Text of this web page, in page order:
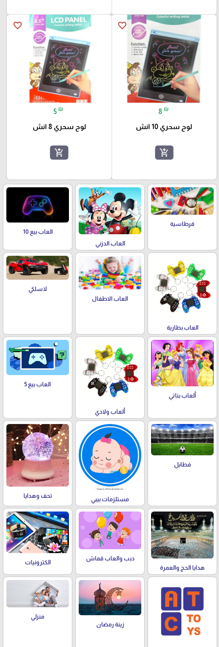
favorite_border
8 ₪
لوح سحري 10 انش
add_shopping_cart
favorite_border
5 ₪
لوح سحري 8 انش
add_shopping_cart
قرطاسية
العاب الدزني
العاب بيع 10
العاب بطارية
العاب الاطفال
لاسلكي
ألعاب بناتي
ألعاب ولادي
العاب بيع 5
فطابل
مستلزمات بيبي
تحف وهدايا
هدايا الحج والعمرة
دبب والعاب قماش
الكترونيات
زينة رمضان
منزلي